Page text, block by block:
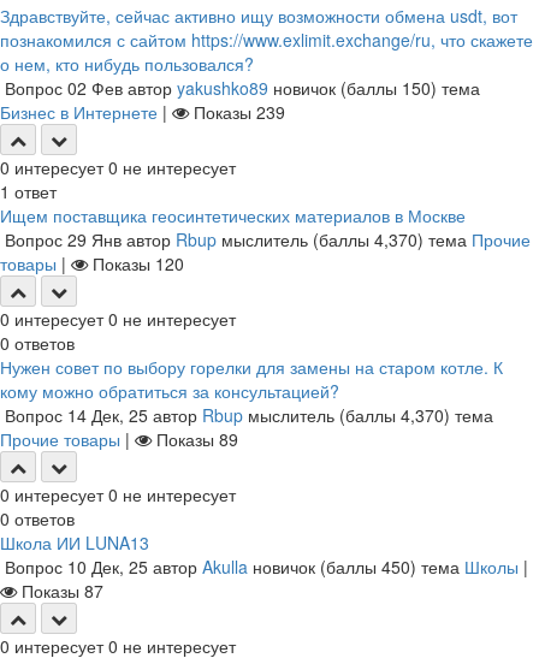
Здравствуйте, сейчас активно ищу возможности обмена usdt, вот
познакомился с сайтом https://www.exlimit.exchange/ru, что скажете
о нем, кто нибудь пользовался?
Вопрос 02 Фев автор yakushko89 новичок (баллы 150) тема
Бизнес в Интернете | Показы 239
0 интересует 0 не интересует
1 ответ
Ищем поставщика геосинтетических материалов в Москве
Вопрос 29 Янв автор Rbup мыслитель (баллы 4,370) тема Прочие
товары | Показы 120
0 интересует 0 не интересует
0 ответов
Нужен совет по выбору горелки для замены на старом котле. К
кому можно обратиться за консультацией?
Вопрос 14 Дек, 25 автор Rbup мыслитель (баллы 4,370) тема
Прочие товары | Показы 89
0 интересует 0 не интересует
0 ответов
Школа ИИ LUNA13
Вопрос 10 Дек, 25 автор Akulla новичок (баллы 450) тема Школы |
Показы 87
0 интересует 0 не интересует